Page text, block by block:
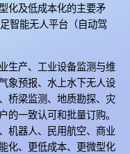
化及低成本化的主要矛
智能无人平台（自动驾
生产、工业设备监测与维
象预报、水上水下无人设
桥梁监测、地质勘探、灾
一致认可和批量订购。
机器人、民用航空、商业
化、更低成本、更微型化